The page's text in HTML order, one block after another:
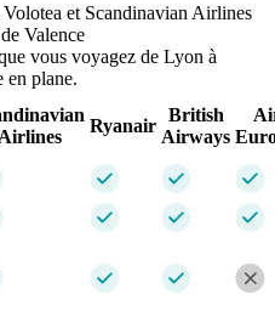
et Scandinavian Airlines
Valence
vous voyagez de Lyon à
en plane.
Airlines
Ryanair
British
Airways